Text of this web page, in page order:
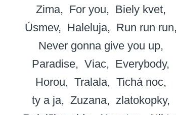
Zima
For you
Biely kvet
Úsmev
Haleluja
Run run run
Never gonna give you up
Paradise
Viac
Everybody
Horou
Tralala
Tichá noc
ty a ja
Zuzana
zlatokopky